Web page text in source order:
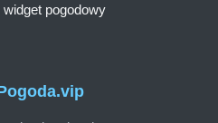
pogodowy